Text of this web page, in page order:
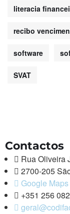
literacia
recibo
software
SVAT
Contactos
Rua Oliveira
2700-205
Google Maps
+351 256